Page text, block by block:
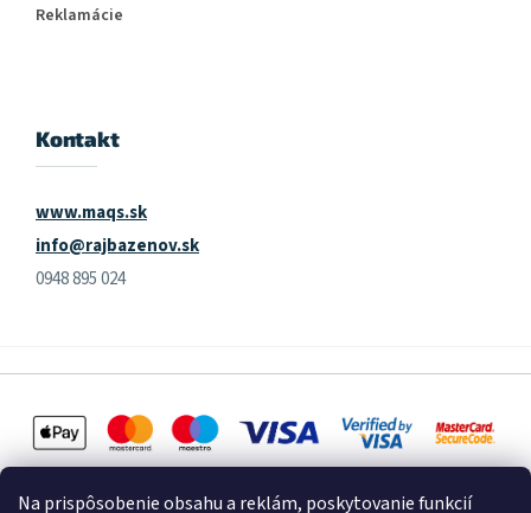
Na prispôsobenie obsahu a reklám, poskytovanie funkcií
Reklamácie
Kontakt
www.maqs.sk
info@rajbazenov.sk
0948 895 024